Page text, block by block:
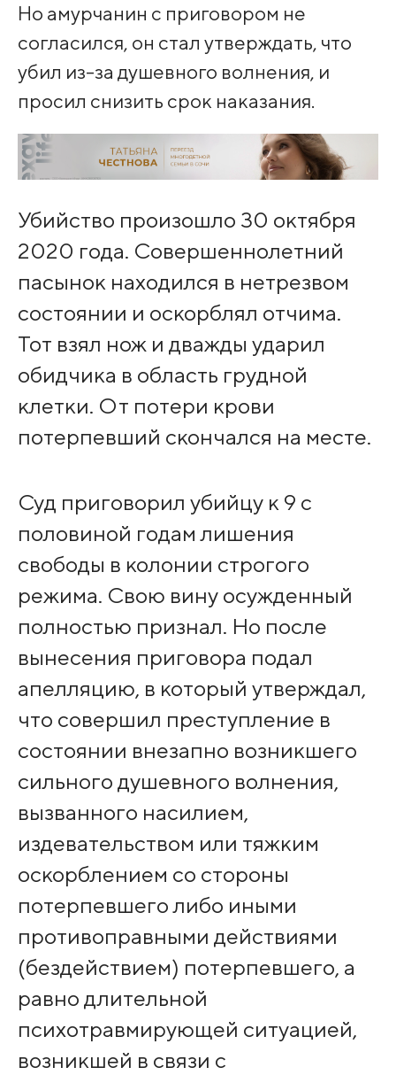
Но амурчанин с приговором не
согласился, он стал утверждать, что
убил из-за душевного волнения, и
просил снизить срок наказания.
Убийство произошло 30 октября
2020 года. Совершеннолетний
пасынок находился в нетрезвом
состоянии и оскорблял отчима.
Тот взял нож и дважды ударил
обидчика в область грудной
клетки. От потери крови
потерпевший скончался на месте.
Суд приговорил убийцу к 9 с
половиной годам лишения
свободы в колонии строгого
режима. Свою вину осужденный
полностью признал. Но после
вынесения приговора подал
апелляцию, в который утверждал,
что совершил преступление в
состоянии внезапно возникшего
сильного душевного волнения,
вызванного насилием,
издевательством или тяжким
оскорблением со стороны
потерпевшего либо иными
противоправными действиями
(бездействием) потерпевшего, а
равно длительной
психотравмирующей ситуацией,
возникшей в связи с